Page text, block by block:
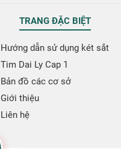
TRANG ĐẶC BIỆT
Hướng dẫn sử dụng két sắt
Tim Dai Ly Cap 1
Bản đồ các cơ sở
Giới thiệu
Liên hệ